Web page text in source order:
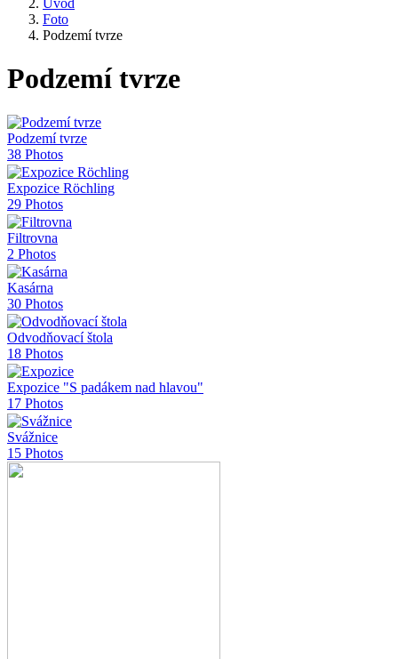
Úvod
Foto
Podzemí tvrze
Podzemí tvrze
Podzemí tvrze
38 Photos
Expozice Röchling
29 Photos
Filtrovna
2 Photos
Kasárna
30 Photos
Odvodňovací štola
18 Photos
Expozice "S padákem nad hlavou"
17 Photos
Svážnice
15 Photos